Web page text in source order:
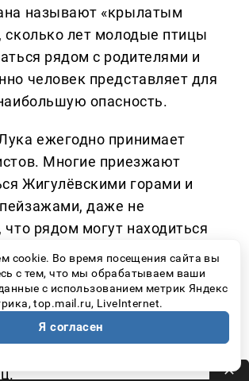
называют «крылатым
сколько лет молодые птицы
рядом с родителями и
человек представляет для
опасность.
ежегодно принимает
Многие приезжают
Жигулёвскими горами и
даже не
что рядом могут находиться
птиц. Именно
национального
напоминают простые, но
правила:
cookie. Во время посещения сайта вы
с тем, что мы обрабатываем ваши
с использованием метрик Яндекс
top.mail.ru, LiveInternet.
Я согласен